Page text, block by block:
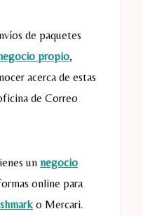
de paquetes
propio,
acerca de estas
de Correo
un negocio
online para
o Mercari.